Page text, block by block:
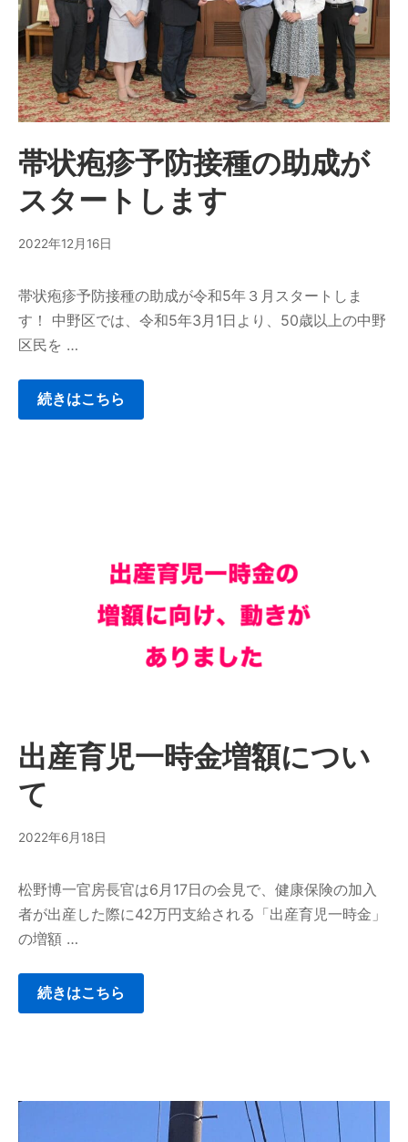
帯状疱疹予防接種の助成が
スタートします
2022年12月16日
帯状疱疹予防接種の助成が令和5年３月スタートしま
す！ 中野区では、令和5年3月1日より、50歳以上の中野
区民を …
続きはこちら
出産育児一時金増額につい
て
2022年6月18日
松野博一官房長官は6月17日の会見で、健康保険の加入
者が出産した際に42万円支給される「出産育児一時金」
の増額 …
続きはこちら